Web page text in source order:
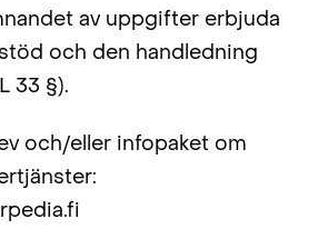
av uppgifter erbjuda
och den handledning
33 §).
och/eller infopaket om